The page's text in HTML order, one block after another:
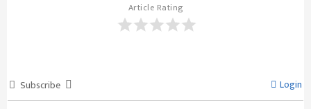
Article Rating
Subscribe Login